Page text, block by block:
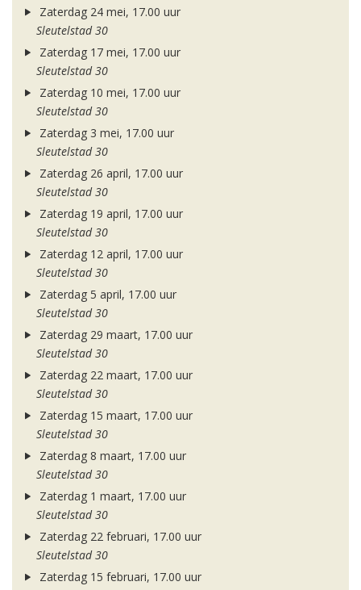
Zaterdag 24 mei, 17.00 uur
Sleutelstad 30
Zaterdag 17 mei, 17.00 uur
Sleutelstad 30
Zaterdag 10 mei, 17.00 uur
Sleutelstad 30
Zaterdag 3 mei, 17.00 uur
Sleutelstad 30
Zaterdag 26 april, 17.00 uur
Sleutelstad 30
Zaterdag 19 april, 17.00 uur
Sleutelstad 30
Zaterdag 12 april, 17.00 uur
Sleutelstad 30
Zaterdag 5 april, 17.00 uur
Sleutelstad 30
Zaterdag 29 maart, 17.00 uur
Sleutelstad 30
Zaterdag 22 maart, 17.00 uur
Sleutelstad 30
Zaterdag 15 maart, 17.00 uur
Sleutelstad 30
Zaterdag 8 maart, 17.00 uur
Sleutelstad 30
Zaterdag 1 maart, 17.00 uur
Sleutelstad 30
Zaterdag 22 februari, 17.00 uur
Sleutelstad 30
Zaterdag 15 februari, 17.00 uur